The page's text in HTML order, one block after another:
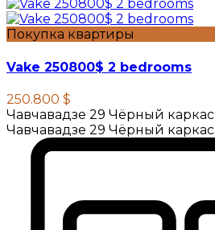
Покупка квартиры
Vake 250800$ 2 bedrooms
250.800 $
Чавчавадзе 29 Чёрный каркас
Чавчавадзе 29 Чёрный каркас